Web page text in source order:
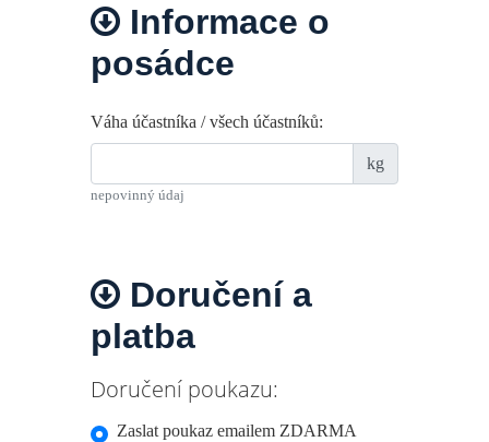
Informace o
posádce
Váha účastníka / všech účastníků:
kg
nepovinný údaj
Doručení a
platba
Doručení poukazu:
Zaslat poukaz emailem ZDARMA